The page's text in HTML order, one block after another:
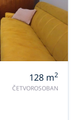
128 m2
ČETVOROSOBAN